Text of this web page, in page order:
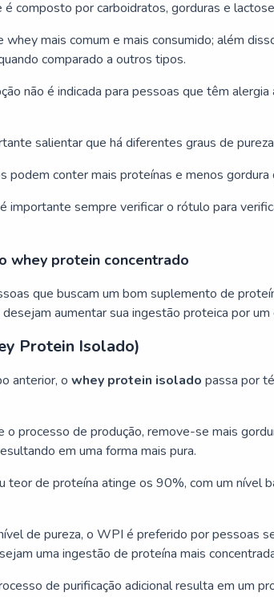
composto por carboidratos, gorduras e
mais comum e mais consumido; além
comparado a outros tipos.
não é indicada para pessoas que têm
salientar que há diferentes graus de
podem conter mais proteínas e menos gordura
importante sempre verificar o rótulo para
whey protein concentrado
que buscam um bom suplemento de
aumentar sua ingestão proteica por
Protein Isolado)
anterior, o whey protein isolado passa por
o processo de produção, remove-se mais
em uma forma mais pura.
teor de proteína atinge os 90%, com um nível
de pureza, o WPI é preferido por pessoas
uma ingestão de proteína mais
de purificação adicional resulta em um